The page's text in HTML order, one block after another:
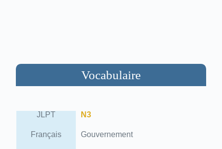
Vocabulaire
JLPT N3
Français Gouvernement